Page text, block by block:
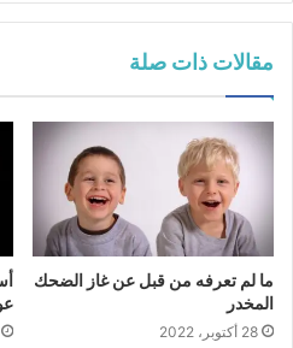
مقالات ذات صلة
ما لم تعرفه من قبل عن غاز الضحك
المخدر
28 أكتوبر، 2022